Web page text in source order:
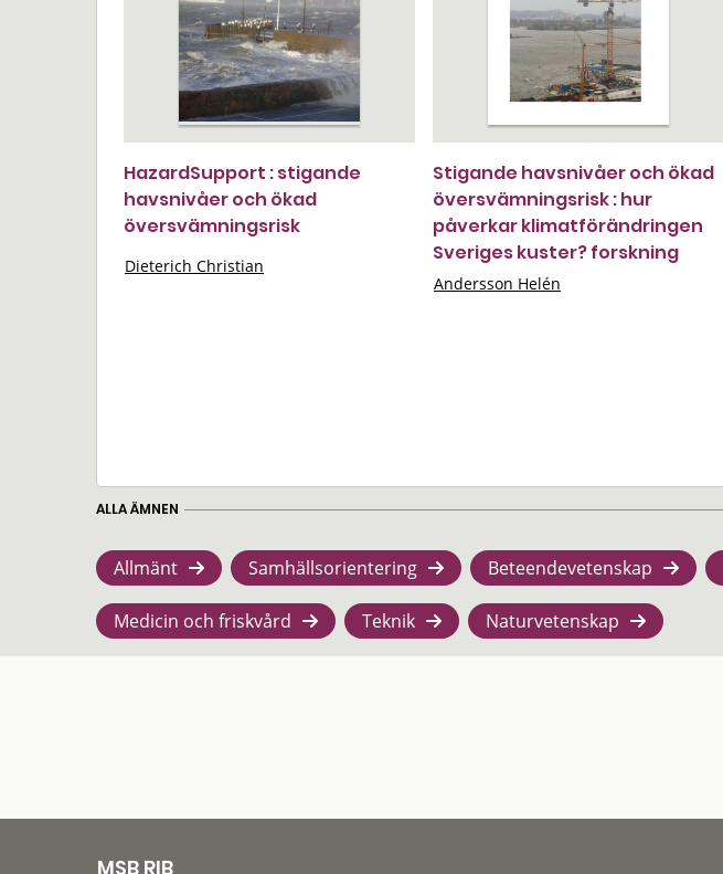
HazardSupport : stigande
havsnivåer och ökad
översvämningsrisk
Dieterich Christian
Stigande havsnivåer och ökad
översvämningsrisk : hur
påverkar klimatförändringen
Sveriges kuster? forskning
Andersson Helén
ALLA ÄMNEN
Allmänt Samhällsorientering Beteendevetenskap
Medicin och friskvård Teknik Naturvetenskap
MSB RIB